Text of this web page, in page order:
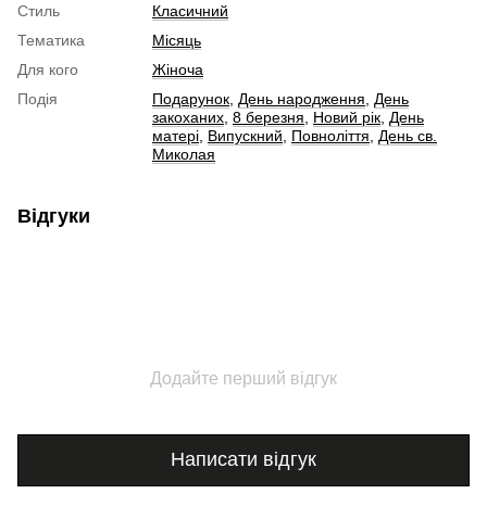
Стиль
Класичний
Тематика
Місяць
Для кого
Жіноча
Подія
Подарунок День народження
День
закоханих 8 березня Новий рік День
матері Випускний Повноліття
День св.
Миколая
Відгуки
Додайте перший відгук
Написати відгук